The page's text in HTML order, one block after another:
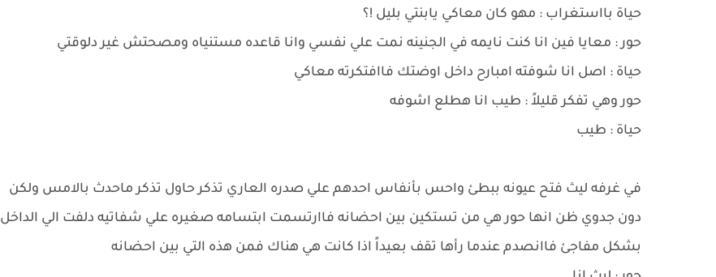
حياة بااستغراب : مهو كان معاكي يابنتي بليل !؟
حور : معايا فين انا كنت نايمه في الجنينه نمت علي نفسي وانا قاعده مستنياه ومصحتش غير دلوقتي
حياة : اصل انا شوفته امبارح داخل اوضتك فاافتكرته معاكي
حور وهي تفكر قليلاً : طيب انا هطلع اشوفه
حياة : طيب
في غرفه ليث فتح عيونه ببطئ واحس بأنفاس احدهم علي صدره العاري تذكر حاول تذكر ماحدث بالامس ولكن
دون جدوي ظن انها حور هي من تستكين بين احضانه فاارتسمت ابتسامه صغيره علي شفاتيه دلفت الي الداخل
بشكل مفاجئ فاانصدم عندما رأها تقف بعيداً اذا كانت هي هناك فمن هذه التي بين احضانه